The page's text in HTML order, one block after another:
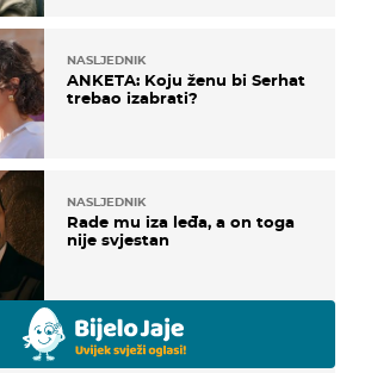
NASLJEDNIK
ANKETA: Koju ženu bi Serhat
trebao izabrati?
NASLJEDNIK
Rade mu iza leđa, a on toga
nije svjestan